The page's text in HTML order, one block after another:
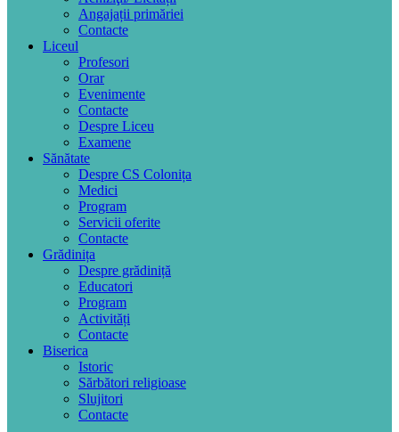
Angajații primăriei
Contacte
Liceul
Profesori
Orar
Evenimente
Contacte
Despre Liceu
Examene
Sănătate
Despre CS Colonița
Medici
Program
Servicii oferite
Contacte
Grădinița
Despre grădiniță
Educatori
Program
Activități
Contacte
Biserica
Istoric
Sărbători religioase
Slujitori
Contacte